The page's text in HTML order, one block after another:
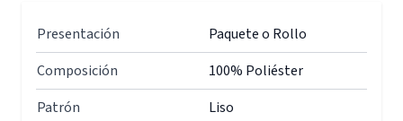
Presentación
Paquete o Rollo
Composición
100% Poliéster
Patrón
Liso